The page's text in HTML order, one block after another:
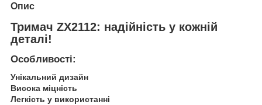
Опис
Тримач ZX2112: надійність у кожній
деталі!
Особливості:
Унікальний дизайн
Висока міцність
Легкість у використанні